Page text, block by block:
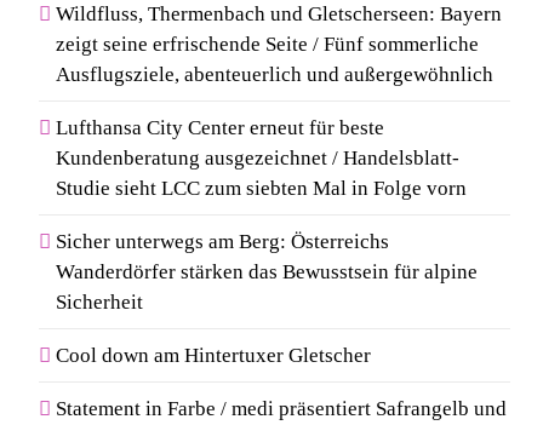
Wildfluss, Thermenbach und Gletscherseen: Bayern
zeigt seine erfrischende Seite / Fünf sommerliche
Ausflugsziele, abenteuerlich und außergewöhnlich
Lufthansa City Center erneut für beste
Kundenberatung ausgezeichnet / Handelsblatt-
Studie sieht LCC zum siebten Mal in Folge vorn
Sicher unterwegs am Berg: Österreichs
Wanderdörfer stärken das Bewusstsein für alpine
Sicherheit
Cool down am Hintertuxer Gletscher
Statement in Farbe / medi präsentiert Safrangelb und